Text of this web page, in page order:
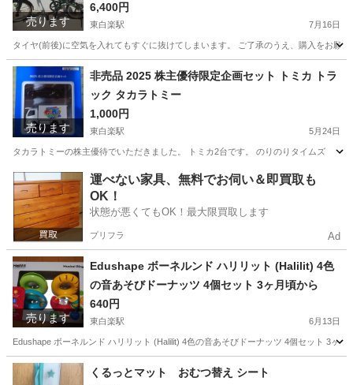
売ります
ンチ 外装7段変速 ブリティッシュグリーン 250-G
R タイヤ空気抜けます
6,400円
東白楽駅 7月16日
タイヤ(前後)に空気を入れてもすぐに抜けてしまいます。 ご了承のうえ、購入をお願
神奈川 横浜市 東白楽駅 折りたたみ自転車 ブリティッシュ
売ります
非売品 2025 株主優待限定企画セット トミカ トラ
ック タカラトミー
1,000円
東白楽駅 5月24日
タカラトミーの株主優待でいただきました。 トミカ2台です。 のりのりタイムズ
神奈川 横浜市 東白楽駅 ミニカー トミカ
運べない家具、無料でお伺い＆即買取も
OK！
状態が悪くてもOK！最大限買取します
プリフラ Ad
売ります
Edushape ボーネルンド ハリリット (Halilit) 4色
の音あそびドーナッツ 4個セット 3ヶ月頃から
640円
東白楽駅 6月13日
Edushape ボーネルンド ハリリット (Halilit) 4色の音あそびドーナッツ 4個セット 3ヶ
神奈川 横浜市 東白楽駅 ベビー用品 ボーネルンド
くるっとマット おむつ替え シート